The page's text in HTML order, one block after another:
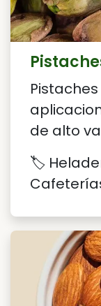
de alto
🏷️